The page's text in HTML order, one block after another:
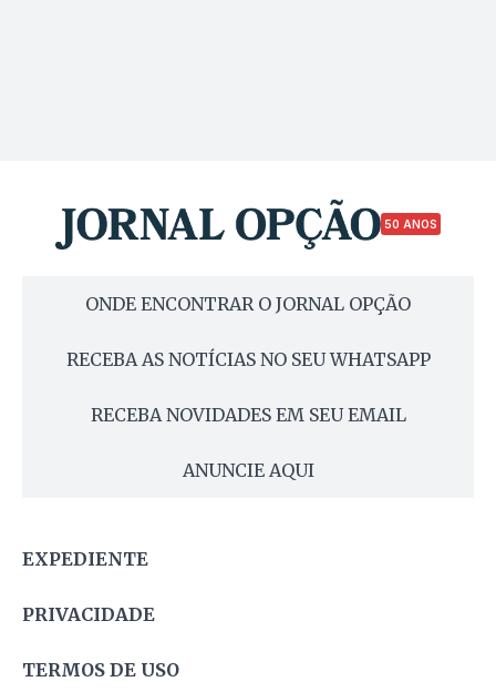
50 ANOS
ONDE ENCONTRAR O JORNAL OPÇÃO
RECEBA AS NOTÍCIAS NO SEU WHATSAPP
RECEBA NOVIDADES EM SEU EMAIL
ANUNCIE AQUI
EXPEDIENTE
PRIVACIDADE
TERMOS DE USO